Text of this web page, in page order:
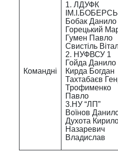
Командні
1. ЛДУФК
Бобак Данило
Горецький
Гумен Павло
Свистіль
2. НУФВСУ 1
Гойда Данило
Кирда Богдан
Тахтабаєв
Трофименко
Павло
3.НУ “ЛП”
Воїнов
Духота
Назаревич
Владислав